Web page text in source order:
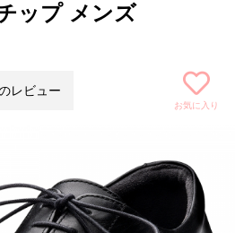
ップ メンズ
レビュー
お気に入り